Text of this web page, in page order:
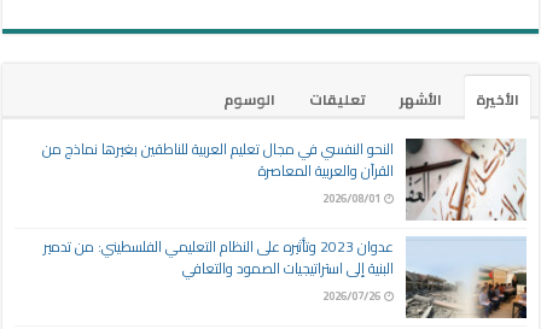
الأخيرة الأشهر تعليقات
الوسوم
النحو النفسي في مجال تعليم العربية للناطقين بغيرها نماذج من
القرآن والعربية المعاصرة
2026/08/01
عدوان 2023 وتأثيره على النظام التعليمي الفلسطيني: من تدمير
البنية إلى استراتيجيات الصمود والتعافي
2026/07/26